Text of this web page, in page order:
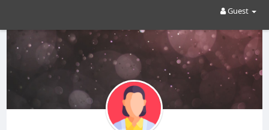
Guest